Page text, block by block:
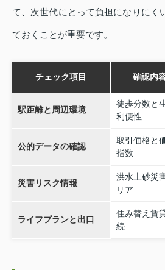
て、次世代にとって負担になりにく
ておくことが重要です。
チェック項目 確認内
駅距離と周辺環境
徒歩分数と
利便性
公的データの確認
取引価格と
指数
災害リスク情報
洪水土砂災
リア
ライフプランと出口
住み替え賃
続